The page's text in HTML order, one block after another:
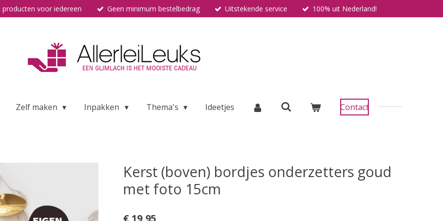
producten voor iedereen Geen minimum bestelbedrag Uitstekende service 100% uit Nederland!
Zelf maken Inpakken Thema's Ideetjes Contact
Kerst (boven) bordjes onderzetters goud
met foto 15cm